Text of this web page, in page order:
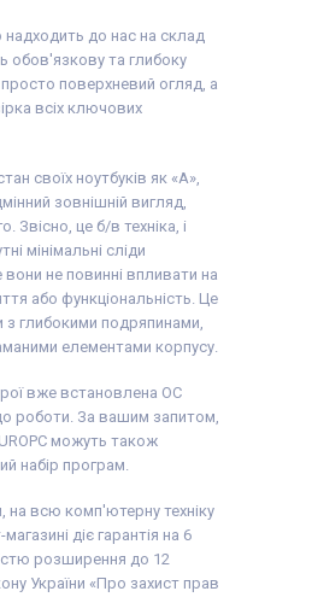
до нас на склад
обов'язкову та глибоку
просто поверхневий огляд, а
всіх ключових
своїх ноутбуків як «А»,
зовнішній вигляд,
Звісно, це б/в техніка, і
мінімальні сліди
не повинні впливати на
або функціональність. Це
з глибокими подряпинами,
елементами корпусу.
вже встановлена ОС
роботи. За вашим запитом,
можуть також
набір програм.
на всю комп'ютерну техніку
діє гарантія на 6
розширення до 12
України «Про захист прав